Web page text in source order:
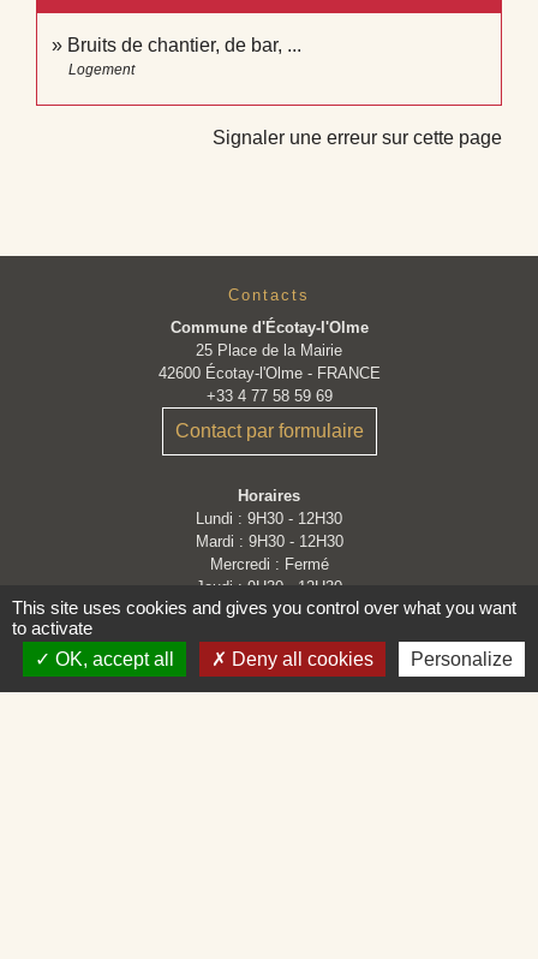
Bruits de chantier, de bar, ...
Logement
Signaler une erreur sur cette page
Contacts
Commune d'Écotay-l'Olme
25 Place de la Mairie
42600 Écotay-l'Olme - FRANCE
+33 4 77 58 59 69
Contact par formulaire
Horaires
Lundi : 9H30 - 12H30
Mardi : 9H30 - 12H30
Mercredi : Fermé
Jeudi : 9H30 - 12H30
Vendredi : 9H30 - 12H30 et 14H - 16H30
This site uses cookies and gives you control over what you want
to activate
OK, accept all
Deny all cookies Personalize